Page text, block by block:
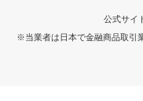
公式サイ
※当業者は日本で金融商品取引